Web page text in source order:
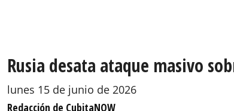
Rusia desata ataque masivo
lunes 15 de junio de 2026
Redacción de CubitaNOW